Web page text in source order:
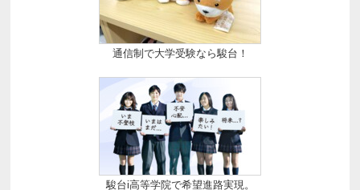
通信制で大学受験なら駿台！
駿台i高等学院で希望進路実現。